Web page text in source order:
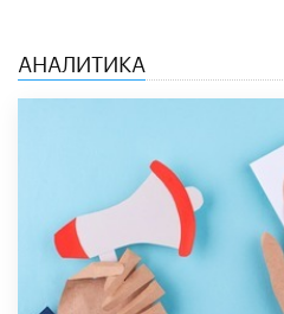
АНАЛИТИКА